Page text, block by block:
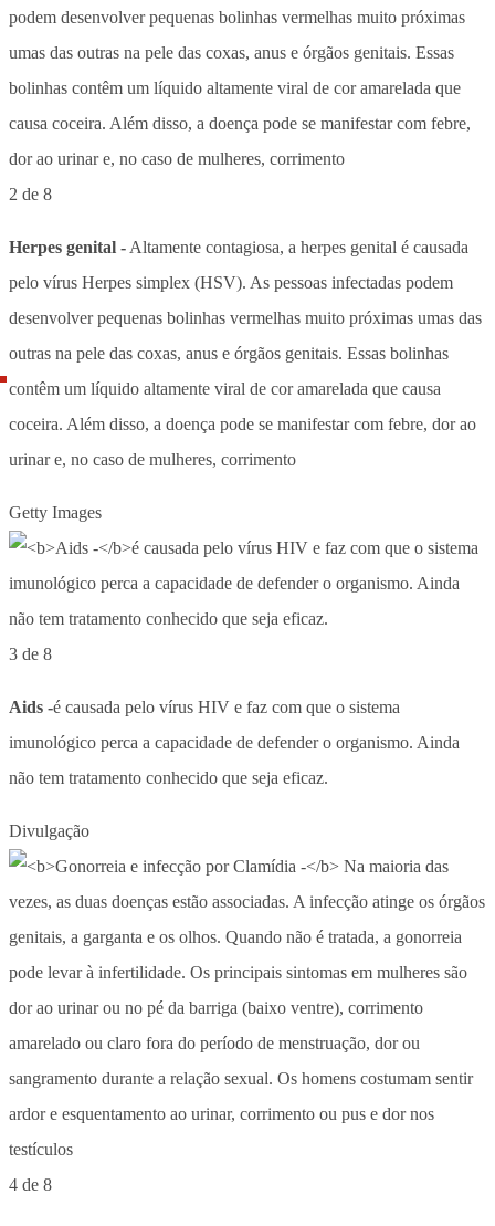
2 de 8
Herpes genital - Altamente contagiosa, a herpes genital é causada
pelo vírus Herpes simplex (HSV). As pessoas infectadas podem
desenvolver pequenas bolinhas vermelhas muito próximas umas das
outras na pele das coxas, anus e órgãos genitais. Essas bolinhas
contêm um líquido altamente viral de cor amarelada que causa
coceira. Além disso, a doença pode se manifestar com febre, dor ao
urinar e, no caso de mulheres, corrimento
Getty Images
3 de 8
Aids -é causada pelo vírus HIV e faz com que o sistema
imunológico perca a capacidade de defender o organismo. Ainda
não tem tratamento conhecido que seja eficaz.
Divulgação
4 de 8